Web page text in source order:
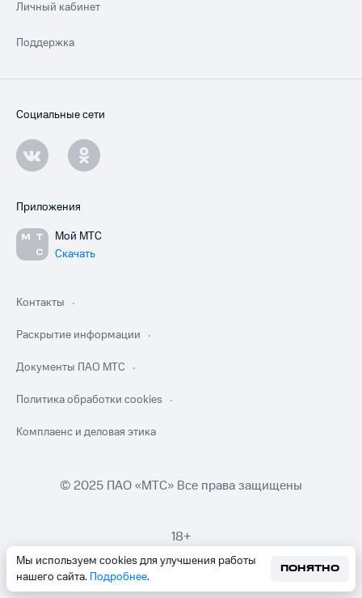
Мы используем cookies для улучшения работы
нашего сайта. Подробнее.
ПОНЯТНО
Личный кабинет
Поддержка
Социальные сети
Приложения
Мой МТС
Скачать
Контакты
Раскрытие информации
Документы ПАО МТС
Политика обработки cookies
Комплаенс и деловая этика
© 2025 ПАО «МТС» Все права защищены
18+